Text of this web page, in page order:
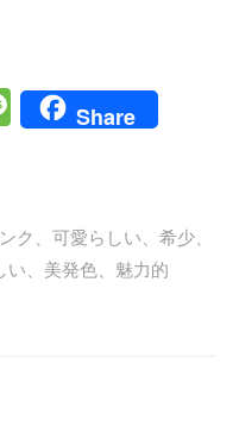
M
es
ge
Share
ク 可愛らしい 希少、
い 美発色 魅力的